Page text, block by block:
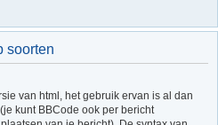
soorten
van html, het gebruik ervan is al dan
kunt BBCode ook per bericht